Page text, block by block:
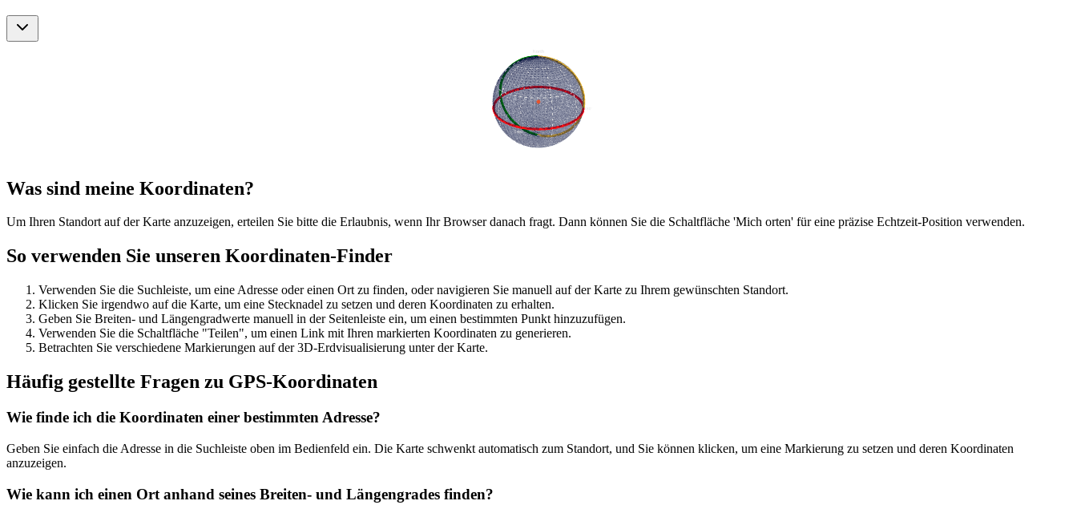
Was sind meine Koordinaten?
Um Ihren Standort auf der Karte anzuzeigen, erteilen Sie bitte die Erlaubnis, wenn Ihr Browser danach fragt. Dann können Sie die Schaltfläche 'Mich orten' für eine präzise Echtzeit-Position verwenden.
So verwenden Sie unseren Koordinaten-Finder
Verwenden Sie die Suchleiste, um eine Adresse oder einen Ort zu finden, oder navigieren Sie manuell auf der Karte zu Ihrem gewünschten Standort.
Klicken Sie irgendwo auf die Karte, um eine Stecknadel zu setzen und deren Koordinaten zu erhalten.
Geben Sie Breiten- und Längengradwerte manuell in der Seitenleiste ein, um einen bestimmten Punkt hinzuzufügen.
Verwenden Sie die Schaltfläche "Teilen", um einen Link mit Ihren markierten Koordinaten zu generieren.
Betrachten Sie verschiedene Markierungen auf der 3D-Erdvisualisierung unter der Karte.
Häufig gestellte Fragen zu GPS-Koordinaten
Wie finde ich die Koordinaten einer bestimmten Adresse?
Geben Sie einfach die Adresse in die Suchleiste oben im Bedienfeld ein. Die Karte schwenkt automatisch zum Standort, und Sie können klicken, um eine Markierung zu setzen und deren Koordinaten
anzuzeigen.
Wie kann ich einen Ort anhand seines Breiten- und Längengrades finden?